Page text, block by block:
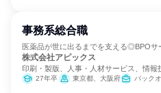
事務系総合職
医薬品が世に出るまでを支える◎BPOサ
株式会社アピックス
印刷・製版、人事・人材サービス、情報
27年卒 東京都、大阪府 バック